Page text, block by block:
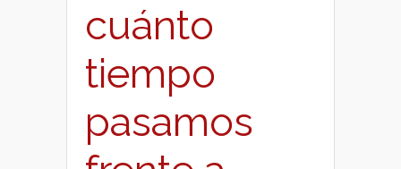
cuánto
tiempo
pasamos